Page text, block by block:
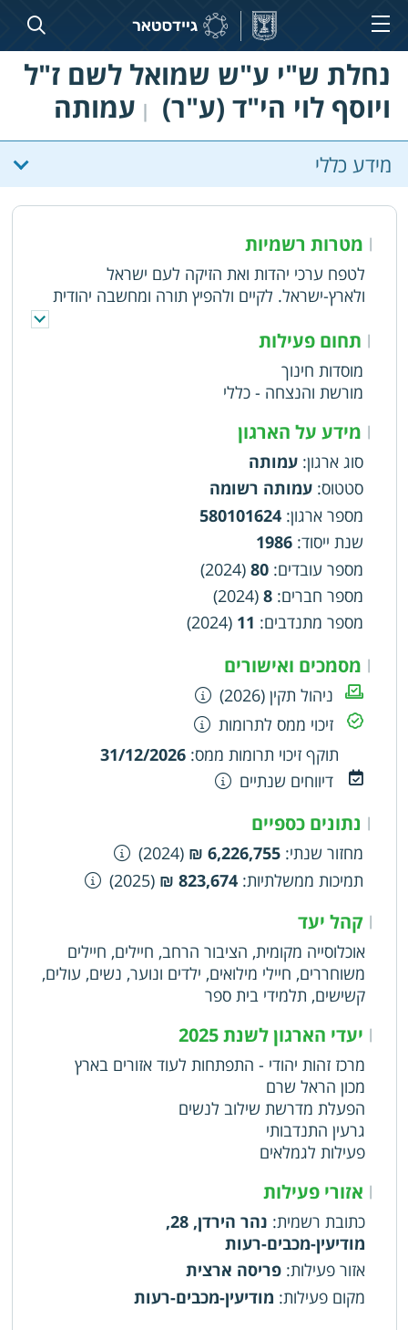
נחלת ש"י ע"ש שמואל לשם ז"ל
ויוסף לוי הי"ד (ע"ר)
| עמותה
מידע כללי
| מטרות רשמיות
לטפח ערכי יהדות ואת הזיקה לעם ישראל
ולארץ-ישראל. לקיים ולהפיץ תורה ומחשבה יהודית
| תחום פעילות
מוסדות חינוך
מורשת והנצחה - כללי
| מידע על הארגון
סוג ארגון: עמותה
סטטוס: עמותה רשומה
מספר ארגון:
580101624
שנת ייסוד:
1986
מספר עובדים:
80
(2024)
מספר חברים:
8
(2024)
מספר מתנדבים:
11
(2024)
| מסמכים ואישורים
ניהול תקין (2026)
זיכוי ממס לתרומות
תוקף זיכוי תרומות ממס:
31/12/2026
דיווחים שנתיים
| נתונים כספיים
מחזור שנתי:
6,226,755 ₪
(2024)
תמיכות ממשלתיות:
823,674 ₪
(2025)
|קהל יעד
אוכלוסייה מקומית, הציבור הרחב, חיילים, חיילים
משוחררים, חיילי מילואים, ילדים ונוער, נשים, עולים,
קשישים, תלמידי בית ספר
| יעדי הארגון לשנת 2025
מרכז זהות יהודי - התפתחות לעוד אזורים בארץ
מכון הראל שרם
הפעלת מדרשת שילוב לנשים
גרעין התנדבותי
פעילות לגמלאים
| אזורי פעילות
כתובת רשמית:
נהר הירדן, 28,
מודיעין-מכבים-רעות
אזור פעילות: פריסה ארצית
מקום פעילות: מודיעין-מכבים-רעות